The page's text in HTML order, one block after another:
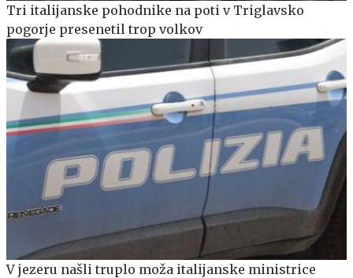
Tri italijanske pohodnike na poti v Triglavsko
pogorje presenetil trop volkov
V jezeru našli truplo moža italijanske ministrice